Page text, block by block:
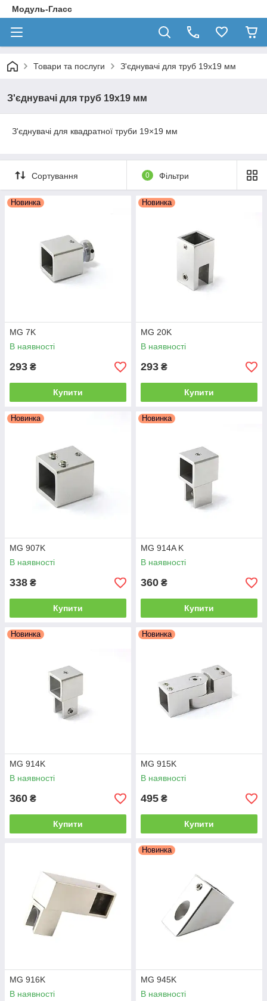
Модуль-Гласс
Товари та послуги З'єднувачі для труб 19х19 мм
З'єднувачі для труб 19х19 мм
З'єднувачі для квадратної труби 19×19 мм
Сортування 0 Фільтри
Новинка
MG 7K
В наявності
293 ₴
Купити
Новинка
MG 20K
В наявності
293 ₴
Купити
Новинка
MG 907K
В наявності
338 ₴
Купити
Новинка
MG 914A K
В наявності
360 ₴
Купити
Новинка
MG 914K
В наявності
360 ₴
Купити
Новинка
MG 915K
В наявності
495 ₴
Купити
MG 916K
В наявності
Новинка
MG 945K
В наявності